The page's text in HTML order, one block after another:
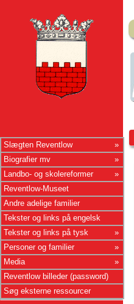
Slægten Reventlow
Biografier mv
Landbo- og skolereformer
Reventlow-Museet
Andre adelige familier
Tekster og links på engelsk
Tekster og links på tysk
Personer og familier
Media
Reventlow billeder (password)
Søg eksterne ressourcer